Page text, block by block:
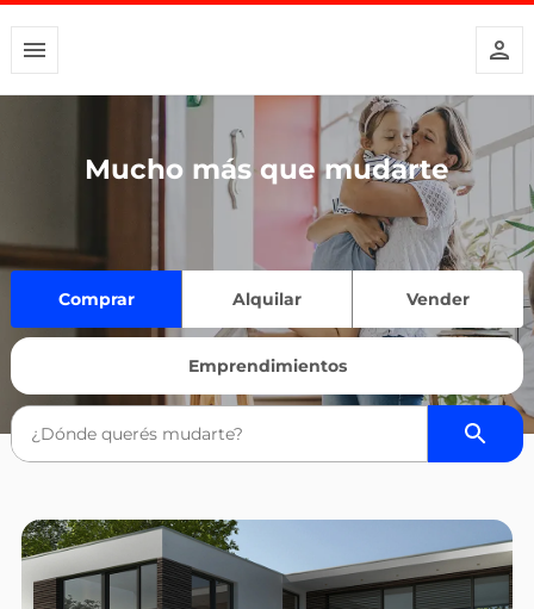
Mucho más que mudarte
Comprar Alquilar Vender
Emprendimientos